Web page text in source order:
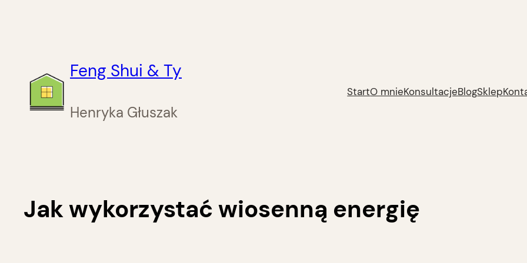
Feng Shui & Ty
Henryka Głuszak
StartO mnieKonsultacjeBlogSklep
Jak wykorzystać wiosenną energię